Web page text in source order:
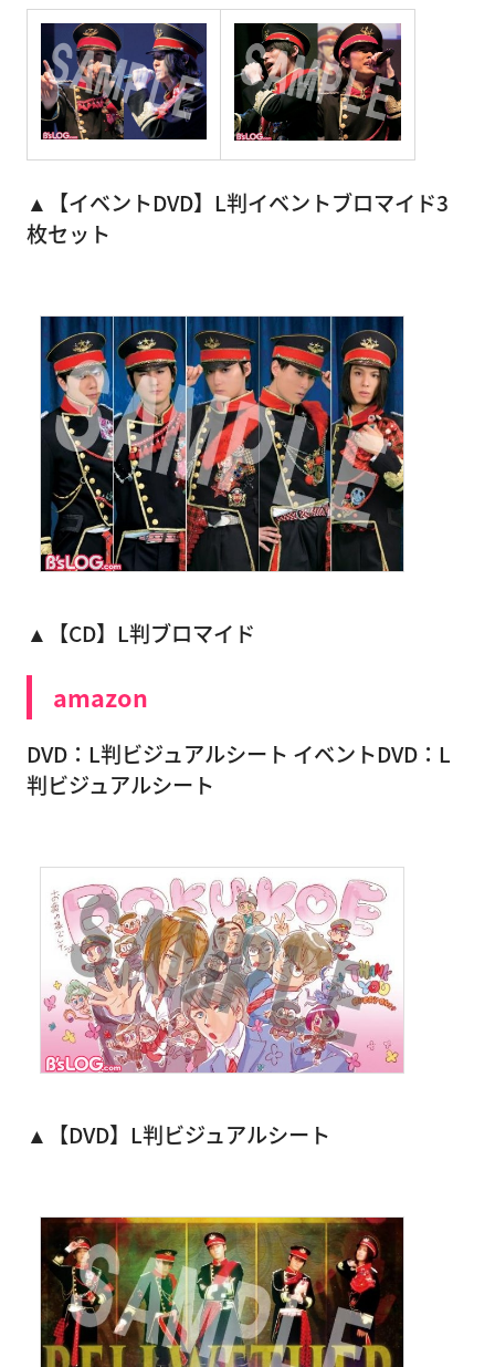
▲【イベントDVD】L判イベントブロマイド3
枚セット
▲【CD】L判ブロマイド
amazon
DVD：L判ビジュアルシート イベントDVD：L
判ビジュアルシート
▲【DVD】L判ビジュアルシート